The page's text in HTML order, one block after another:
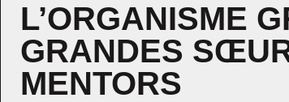
L’ORGANISME
GRANDES
MENTORS